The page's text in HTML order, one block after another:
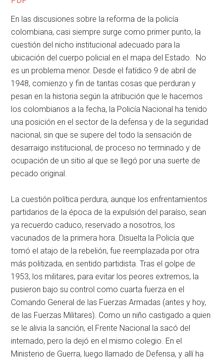
En las discusiones sobre la reforma de la policía
colombiana, casi siempre surge como primer punto, la
cuestión del nicho institucional adecuado para la
ubicación del cuerpo policial en el mapa del Estado. No
es un problema menor. Desde el fatídico 9 de abril de
1948, comienzo y fin de tantas cosas que perduran y
pesan en la historia según la atribución que le hacemos
los colombianos a la fecha, la Policía Nacional ha tenido
una posición en el sector de la defensa y de la seguridad
nacional, sin que se supere del todo la sensación de
desarraigo institucional, de proceso no terminado y de
ocupación de un sitio al que se llegó por una suerte de
pecado original.
La cuestión política perdura, aunque los enfrentamientos
partidarios de la época de la expulsión del paraíso, sean
ya recuerdo caduco, reservado a nosotros, los
vacunados de la primera hora. Disuelta la Policía que
tomó el atajo de la rebelión, fue reemplazada por otra
más politizada, en sentido partidista. Tras el golpe de
1953, los militares, para evitar los peores extremos, la
pusieron bajo su control como cuarta fuerza en el
Comando General de las Fuerzas Armadas (antes y hoy,
de las Fuerzas Militares). Como un niño castigado a quien
se le alivia la sanción, el Frente Nacional la sacó del
internado, pero la dejó en el mismo colegio. En el
Ministerio de Guerra, luego llamado de Defensa, y allí ha